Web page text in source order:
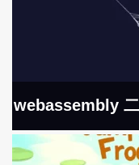
webassembly